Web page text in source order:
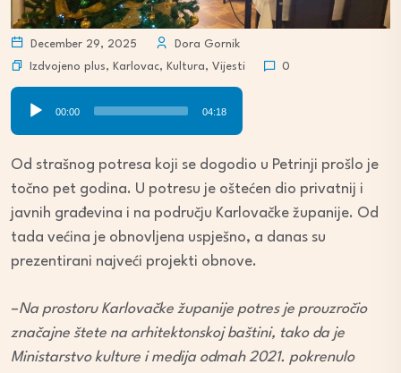
December 29, 2025
Dora Gornik
Izdvojeno plus, Karlovac, Kultura, Vijesti 0
00:00 04:18
Od strašnog potresa koji se dogodio u Petrinji prošlo je
točno pet godina. U potresu je oštećen dio privatnij i
javnih građevina i na području Karlovačke županije. Od
tada većina je obnovljena uspješno, a danas su
prezentirani najveći projekti obnove.
–Na prostoru Karlovačke županije potres je prouzročio
značajne štete na arhitektonskoj baštini, tako da je
Ministarstvo kulture i medija odmah 2021. pokrenulo